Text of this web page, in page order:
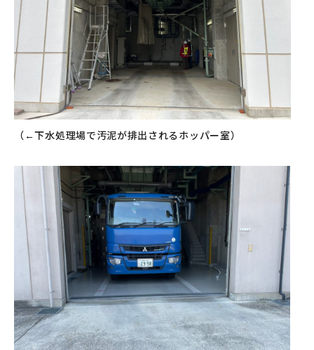
（←下水処理場で汚泥が排出されるホッパー室）